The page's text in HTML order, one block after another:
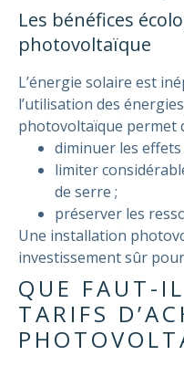
Les bénéfices
photovoltaïque
L’énergie solaire est
l’utilisation des
photovoltaïque permet
diminuer les
limiter
de serre ;
préserver les
Une installation
investissement sûr
QUE FAUT-
TARIFS